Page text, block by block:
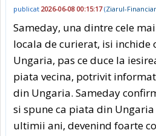
publicat 2026-06-08 00:15:17(Ziarul-Financiar
Sameday, una dintre cele
locala de curierat, isi
Ungaria, pas ce duce la
piata vecina, potrivit
din Ungaria. Sameday
si spune ca piata din
ultimii ani, devenind foarte